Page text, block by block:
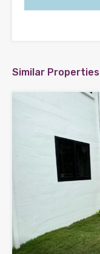
Similar Properties